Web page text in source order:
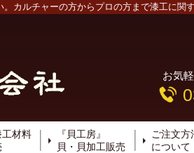
カルチャーの方からプロの方まで漆工に関
お気
材料
『貝工房』
貝・貝加工販売
ご注文方
について